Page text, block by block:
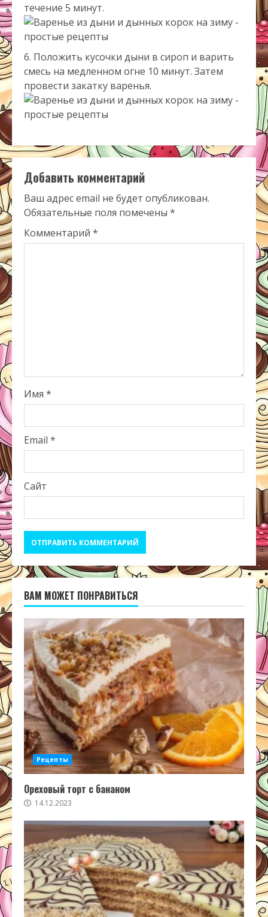
течение 5 минут.
Положить кусочки дыни в сироп и варить
смесь на медленном огне 10 минут. Затем
провести закатку варенья.
Добавить комментарий
Ваш адрес email не будет опубликован.
Обязательные поля помечены *
Комментарий *
Имя *
Email *
Сайт
ВАМ МОЖЕТ ПОНРАВИТЬСЯ
Рецепты
Ореховый торт с бананом
14.12.2023